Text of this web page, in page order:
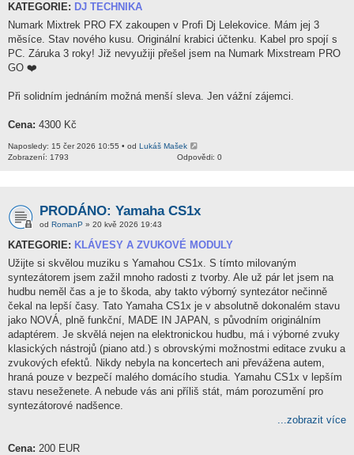
KATEGORIE: DJ TECHNIKA
Numark Mixtrek PRO FX zakoupen v Profi Dj Lelekovice. Mám jej 3
měsíce. Stav nového kusu. Originální krabici účtenku. Kabel pro spojí s
PC. Záruka 3 roky! Již nevyužiji přešel jsem na Numark Mixstream PRO
GO ❤️
Při solidním jednáním možná menší sleva. Jen vážní zájemci.
Cena: 4300 Kč
Naposledy: 15 čer 2026 10:55 • od Lukáš Mašek
Odpovědi: 0
Zobrazení: 1793
PRODÁNO: Yamaha CS1x
od RomanP » 20 kvě 2026 19:43
KATEGORIE: KLÁVESY A ZVUKOVÉ MODULY
Užijte si skvělou muziku s Yamahou CS1x. S tímto milovaným
syntezátorem jsem zažil mnoho radosti z tvorby. Ale už pár let jsem na
hudbu neměl čas a je to škoda, aby takto výborný syntezátor nečinně
čekal na lepší časy. Tato Yamaha CS1x je v absolutně dokonalém stavu
jako NOVÁ, plně funkční, MADE IN JAPAN, s původním originálním
adaptérem. Je skvělá nejen na elektronickou hudbu, má i výborné zvuky
klasických nástrojů (piano atd.) s obrovskými možnostmi editace zvuku a
zvukových efektů. Nikdy nebyla na koncertech ani převážena autem,
hraná pouze v bezpečí malého domácího studia. Yamahu CS1x v lepším
stavu neseženete. A nebude vás ani příliš stát, mám porozumění pro
syntezátorové nadšence.
...zobrazit více
Cena: 200 EUR